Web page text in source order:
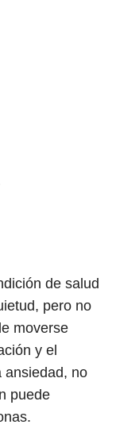
de salud
pero no
moverse
y el
ansiedad, no
puede